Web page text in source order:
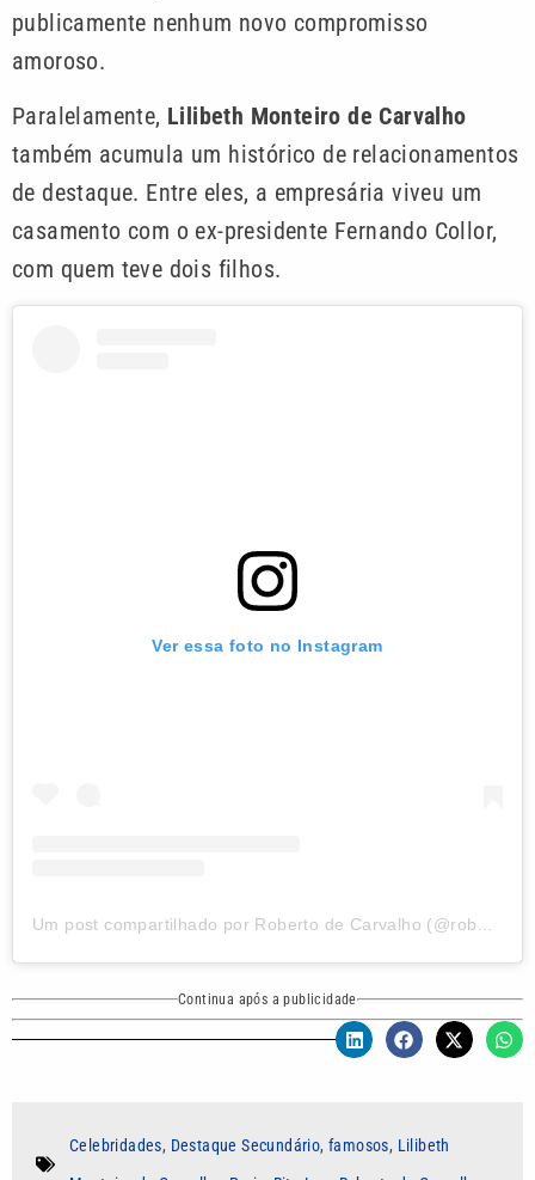
publicamente nenhum novo compromisso
amoroso.
Paralelamente, Lilibeth Monteiro de Carvalho
também acumula um histórico de relacionamentos
de destaque. Entre eles, a empresária viveu um
casamento com o ex-presidente Fernando Collor,
com quem teve dois filhos.
Ver essa foto no Instagram
Um post compartilhado por Roberto de Carvalho (@roberto_de_carvalho)
Continua após a publicidade
Celebridades, Destaque Secundário,famosos, Lilibeth